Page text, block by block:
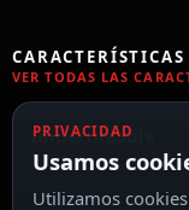
CARACTERÍSTICAS
VER TODAS LAS
Impermeable
PRIVACIDAD
Usamos
Utilizamos